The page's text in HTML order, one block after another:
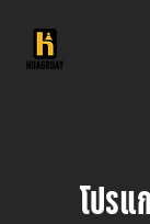
โปรแ